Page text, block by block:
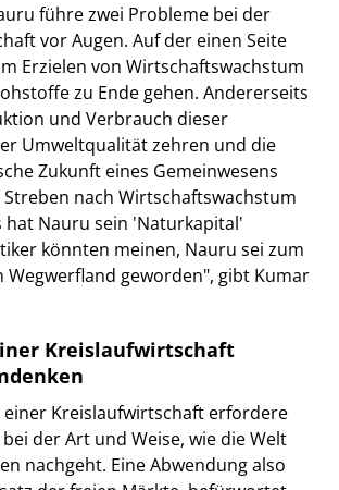
führe zwei Probleme bei der
vor Augen. Auf der einen Seite
Erzielen von Wirtschaftswachstum
zu Ende gehen. Andererseits
und Verbrauch dieser
Umweltqualität zehren und die
Zukunft eines Gemeinwesens
nach Wirtschaftswachstum
hat Nauru sein 'Naturkapital'
könnten meinen, Nauru sei zum
Wegwerfland geworden", gibt Kumar
Kreislaufwirtschaft
einer Kreislaufwirtschaft erfordere
der Art und Weise, wie die Welt
nachgeht. Eine Abwendung also